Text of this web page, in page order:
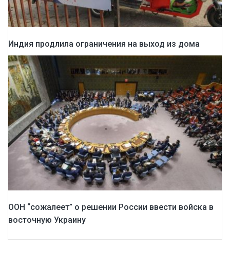
Индия продлила ограничения на выход из дома
ООН “сожалеет” о решении России ввести войска в
восточную Украину